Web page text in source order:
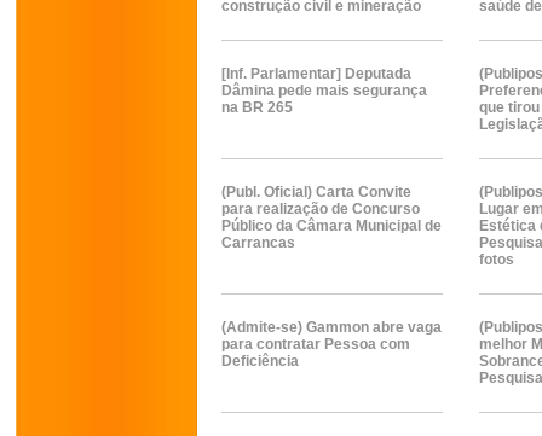
construção civil e mineração
saúde
[Inf. Parlamentar] Deputada
Dâmina pede mais segurança
na BR 265
que
(Publ. Oficial) Carta Convite
para realização de Concurso
Público da Câmara Municipal de
Carrancas
Lugar
Estética
fotos
(Admite-se) Gammon abre vaga
para contratar Pessoa com
Deficiência
melhor